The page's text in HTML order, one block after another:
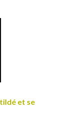
et se